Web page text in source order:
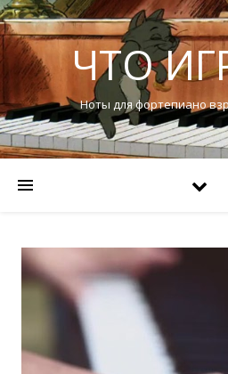
ЧТО
Ноты для фортепиано